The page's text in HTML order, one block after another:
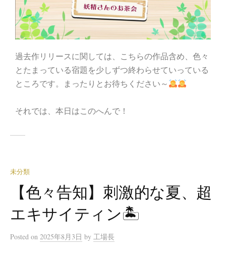
過去作リリースに関しては、こちらの作品含め、色々
とたまっている宿題を少しずつ終わらせていっている
ところです。
まったりとお待ちください～
それでは、本日はこのへんで！
未分類
【色々告知】刺激的な夏、超
エキサイティン🏝️
Posted on 2025年8月3日 by 工場長